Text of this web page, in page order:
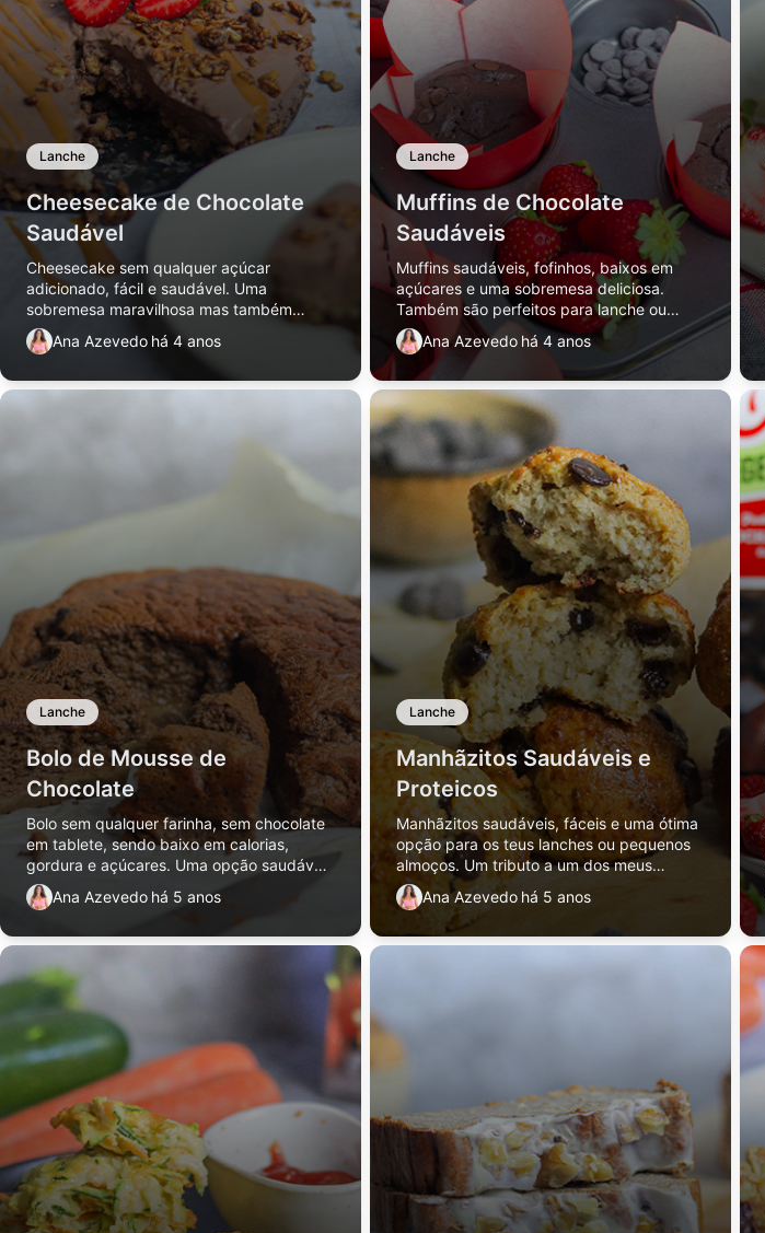
Lanche
Cheesecake de Chocolate
Saudável
Cheesecake sem qualquer açúcar
adicionado, fácil e saudável. Uma
sobremesa maravilhosa mas também
serve para um lanche ou pequeno almoço.
Receita fácil!
Ana Azevedo há 4 anos
Lanche
Muffins de Chocolate
Saudáveis
Muffins saudáveis, fofinhos, baixos em
açúcares e uma sobremesa deliciosa.
Também são perfeitos para lanche ou
pequeno-almoço.
Ana Azevedo há 4 anos
Lanche
Bolo de Mousse de
Chocolate
Bolo sem qualquer farinha, sem chocolate
em tablete, sendo baixo em calorias,
gordura e açúcares. Uma opção saudável
e proteica de lanche.
Ana Azevedo há 5 anos
Lanche
Manhãzitos Saudáveis e
Proteicos
Manhãzitos saudáveis, fáceis e uma ótima
opção para os teus lanches ou pequenos
almoços. Um tributo a um dos meus
lanchinhos preferidos de infância.
Ana Azevedo há 5 anos